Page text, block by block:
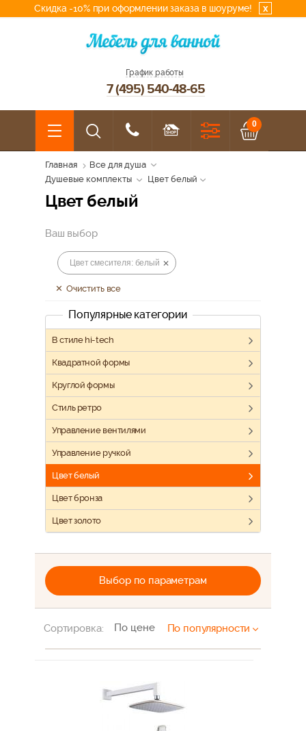
Скидка -10% при оформлении заказа в шоуруме! x
График работы
7 (495) 540-48-65
0
Главная
Все для душа
Душевые комплекты
Цвет белый
Цвет белый
Ваш выбор
Цвет смесителя: белый
Очистить все
Популярные категории
В стиле hi-tech
Квадратной формы
Круглой формы
Стиль ретро
Управление вентилями
Управление ручкой
Цвет белый
Цвет бронза
Цвет золото
Выбор по параметрам
Сортировка: По цене По популярности